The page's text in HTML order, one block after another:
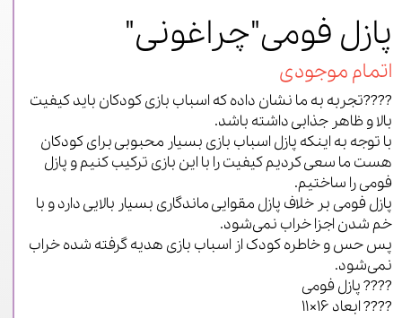
پازل فومی"چراغونی"
اتمام موجودی
????تجربه به ما نشان داده که اسباب بازی کودکان باید کیفیت
بالا و ظاهر جذابی داشته باشد.
با توجه به اینکه پازل اسباب بازی بسیار محبوبی برای کودکان
هست ما سعی کردیم کیفیت را با این بازی ترکیب کنیم و پازل
فومی را ساختیم.
پازل فومی بر خلاف پازل مقوایی ماندگاری بسیار بالایی دارد و با
خم شدن اجزا خراب نمی‌شود.
پس حس و خاطره کودک از اسباب بازی هدیه گرفته شده خراب
نمی‌شود.
???? پازل فومی
???? ابعاد ۱۶×۱۱